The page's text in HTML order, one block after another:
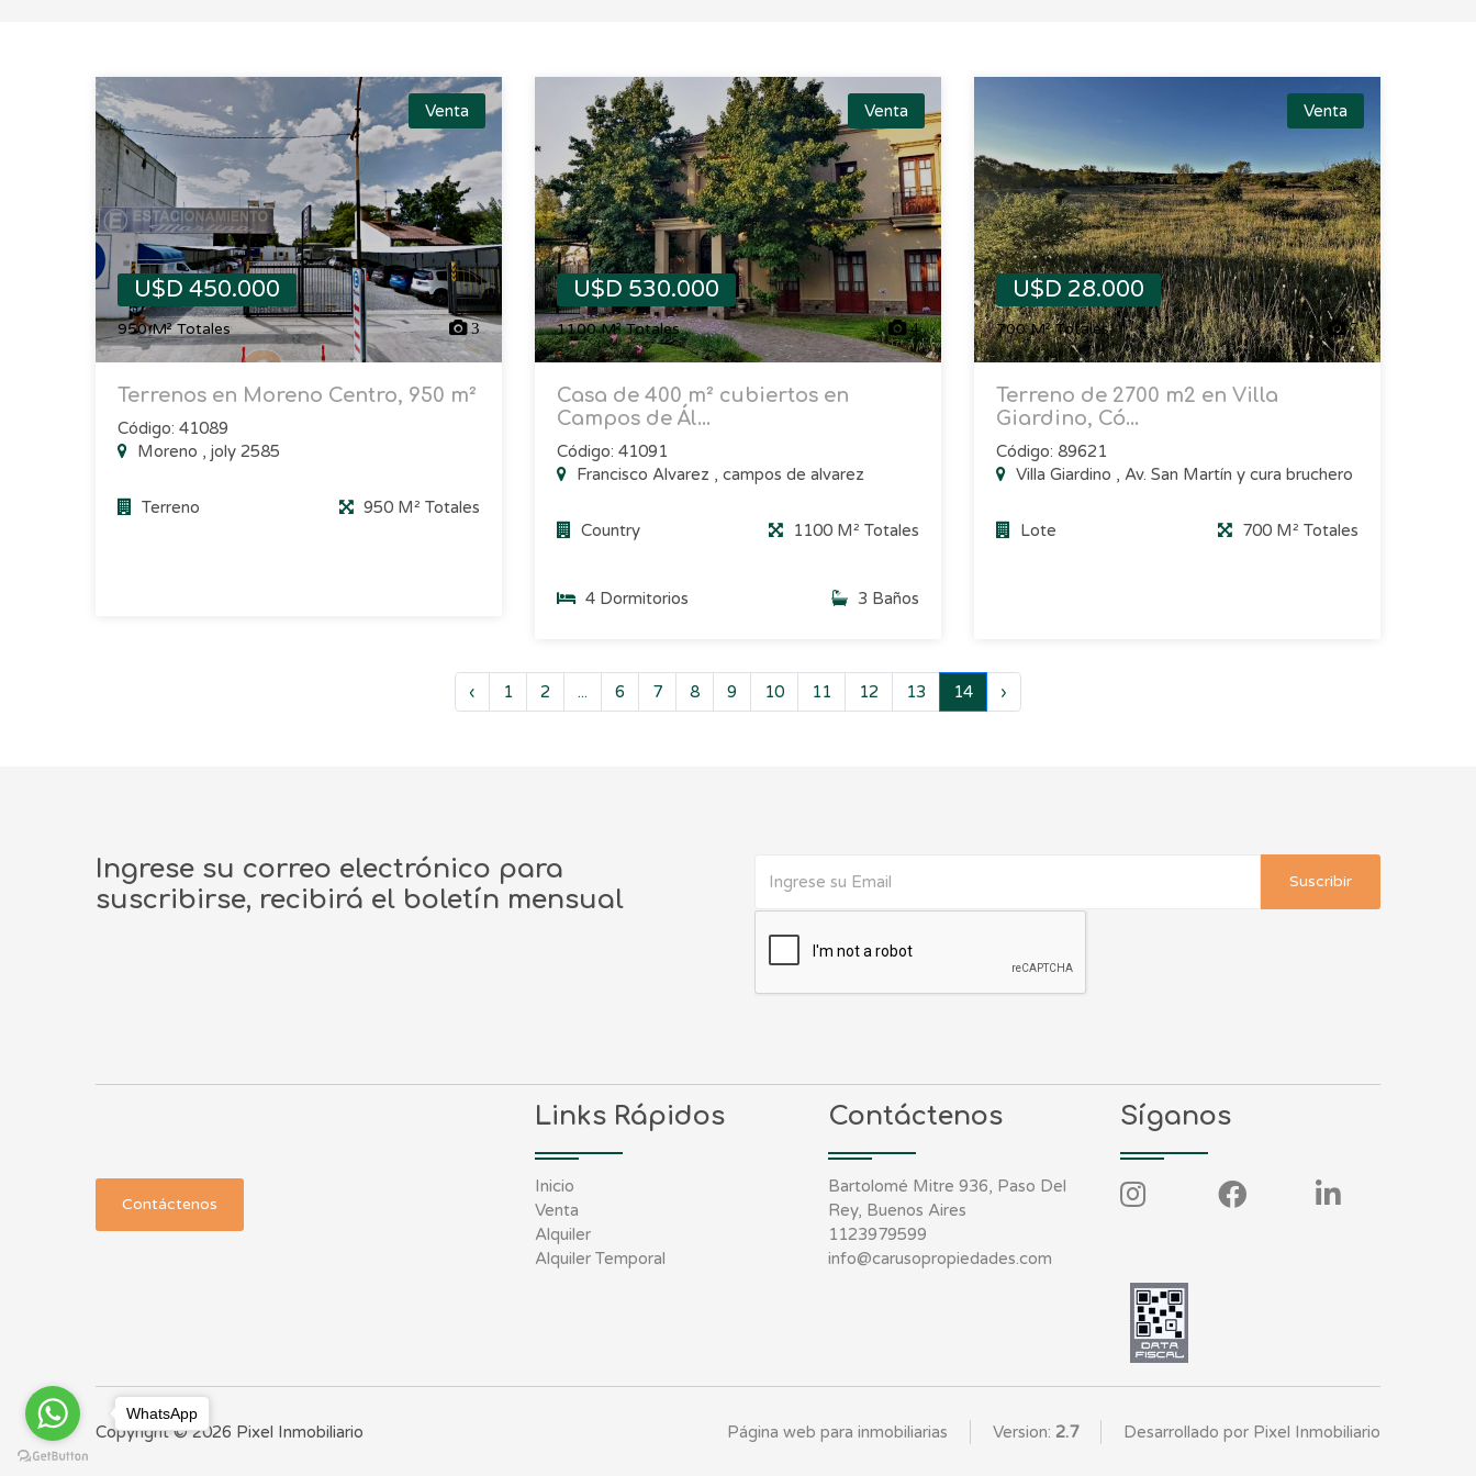
Venta
U$D 450.000
950 M² Totales 3
Terrenos en Moreno Centro, 950 m²
Código: 41089
Moreno , joly 2585
Terreno 950 M² Totales
Venta
U$D 530.000
1100 M² Totales 4
Casa de 400 m² cubiertos en
Campos de Ál...
Código: 41091
Francisco Alvarez , campos de alvarez
Country 1100 M² Totales
4 Dormitorios 3 Baños
Venta
U$D 28.000
700 M² Totales 7
Terreno de 2700 m2 en Villa
Giardino, Có...
Código: 89621
Villa Giardino , Av. San Martín y cura bruchero
Lote 700 M² Totales
‹ 1 2 ... 6 7 8 9 10 11 12 13 14 ›
Ingrese su correo electrónico para
suscribirse, recibirá el boletín mensual
Suscribir
Contáctenos
Links Rápidos
Inicio
Venta
Alquiler
Alquiler Temporal
Contáctenos
Bartolomé Mitre 936, Paso Del
Rey, Buenos Aires
1123979599
info@carusopropiedades.com
Síganos
Copyright © 2026 Pixel Inmobiliario Página web para inmobiliarias Version: 2.7 Desarrollado por Pixel Inmobiliario
WhatsApp